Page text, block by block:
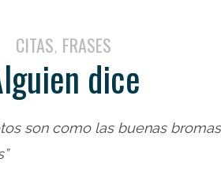
CITAS, FRASES
dice
son como las buenas